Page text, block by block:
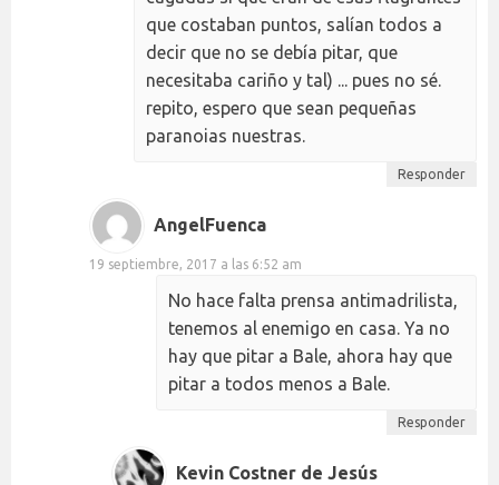
que costaban puntos, salían todos a
decir que no se debía pitar, que
necesitaba cariño y tal) ... pues no sé.
repito, espero que sean pequeñas
paranoias nuestras.
Responder
AngelFuenca
19 septiembre, 2017 a las 6:52 am
No hace falta prensa antimadrilista,
tenemos al enemigo en casa. Ya no
hay que pitar a Bale, ahora hay que
pitar a todos menos a Bale.
Responder
Kevin Costner de Jesús